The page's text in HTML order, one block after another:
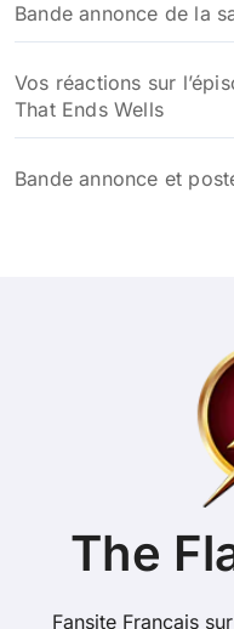
Bande annonce de la
Vos réactions sur
That Ends Wells
Bande annonce et
The
Fansite Français